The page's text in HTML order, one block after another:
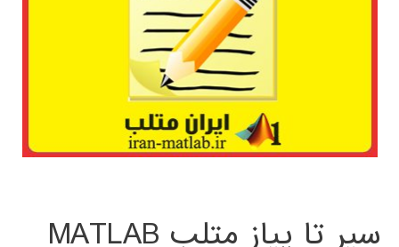
سیر تا پیاز متلب MATLAB